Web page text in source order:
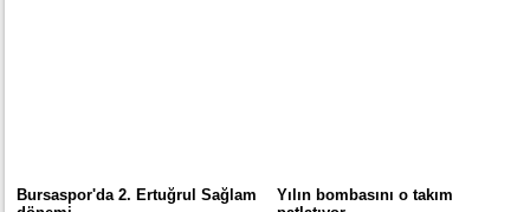
Bursaspor'da 2. Ertuğrul Sağlam
Yılın bombasını o takım